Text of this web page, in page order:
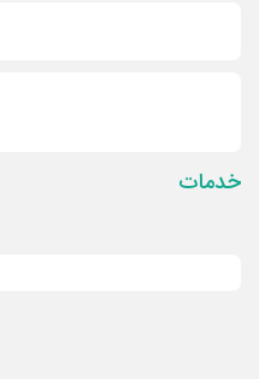
خدمات